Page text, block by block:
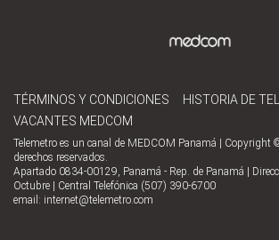
TÉRMINOS Y CONDICIONES
HISTORIA DE
VACANTES MEDCOM
Telemetro es un canal de MEDCOM Panamá | Copyright
derechos reservados.
Apartado 0834-00129, Panamá - Rep. de Panamá |
Octubre | Central Telefónica (507) 390-6700
email: internet@telemetro.com